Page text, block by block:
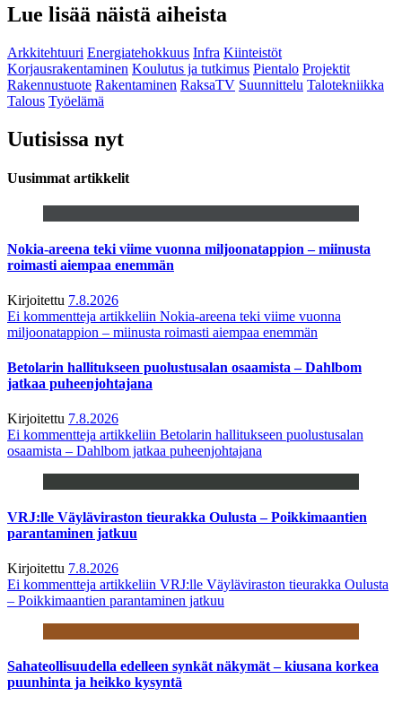
Lue lisää näistä aiheista
Arkkitehtuuri Energiatehokkuus Infra Kiinteistöt
Korjausrakentaminen Koulutus ja tutkimus Pientalo Projektit
Rakennustuote Rakentaminen RaksaTV Suunnittelu Talotekniikka
Talous Työelämä
Uutisissa nyt
Uusimmat artikkelit
Nokia-areena teki viime vuonna miljoonatappion – miinusta
roimasti aiempaa enemmän
Kirjoitettu 7.8.2026
Ei kommentteja artikkeliin Nokia-areena teki viime vuonna
miljoonatappion – miinusta roimasti aiempaa enemmän
Betolarin hallitukseen puolustusalan osaamista – Dahlbom
jatkaa puheenjohtajana
Kirjoitettu 7.8.2026
Ei kommentteja artikkeliin Betolarin hallitukseen puolustusalan
osaamista – Dahlbom jatkaa puheenjohtajana
VRJ:lle Väyläviraston tieurakka Oulusta – Poikkimaantien
parantaminen jatkuu
Kirjoitettu 7.8.2026
Ei kommentteja artikkeliin VRJ:lle Väyläviraston tieurakka Oulusta
– Poikkimaantien parantaminen jatkuu
Sahateollisuudella edelleen synkät näkymät – kiusana korkea
puunhinta ja heikko kysyntä